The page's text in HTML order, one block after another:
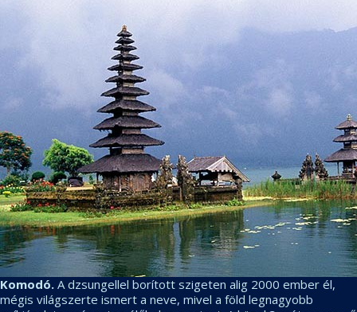
Komodó. A dzsungellel borított szigeten alig 2000 ember él,
mégis világszerte ismert a neve, mivel a föld legnagyobb